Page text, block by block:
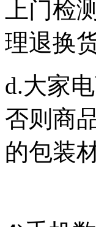
上门检
理退换
d.大家
否则商
的包装